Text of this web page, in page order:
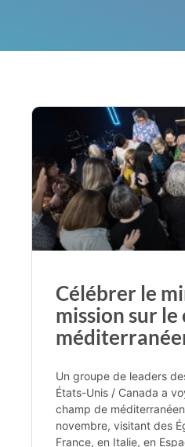
Célébrer le
mission sur le
Un groupe de leaders
États-Unis / Canada a
champ de
novembre, visitant des
France, en Italie, en